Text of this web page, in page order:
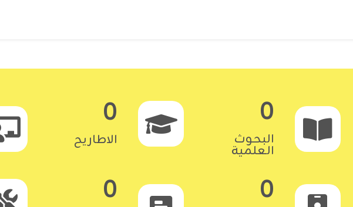
0
البحوث
العلمية
0
الاطاريح
0
0